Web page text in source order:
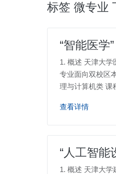
标签 微专业
“智能医学
1. 概述 天津大学
专业面向双校区
理与计算机类 课
查看详情
“人工智能
1. 概述 天津大学